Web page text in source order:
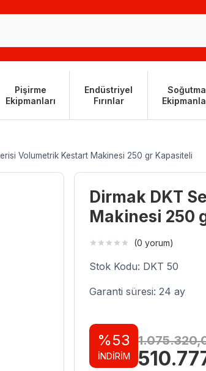
Pişirme
Ekipmanları
Endüstriyel
Fırınlar
Soğutma
Volumetrik Kestart Makinesi 250 gr Kapasiteli
Dirmak DKT
Makinesi 250
(0 yorum)
Stok Kodu: DKT 50
Garanti süresi: 24 ay
%53
İNDİRİM Orijinal